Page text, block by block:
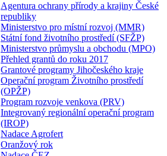
Agentura ochrany přírody a krajiny České
republiky
Ministerstvo pro místní rozvoj (MMR)
Státní fond životního prostředí (SFŽP)
Ministerstvo průmyslu a obchodu (MPO)
Přehled grantů do roku 2017
Grantové programy Jihočeského kraje
Operační program Životního prostředí
(OPŽP)
Program rozvoje venkova (PRV)
Integrovaný regionální operační program
(IROP)
Nadace Agrofert
Oranžový rok